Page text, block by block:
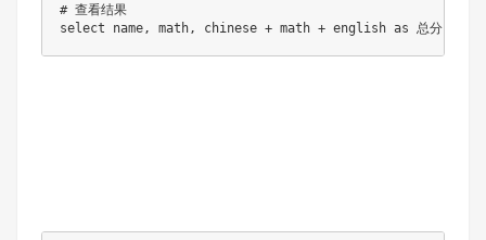
# 查看结果
select name, math, chinese + math + english as 总分